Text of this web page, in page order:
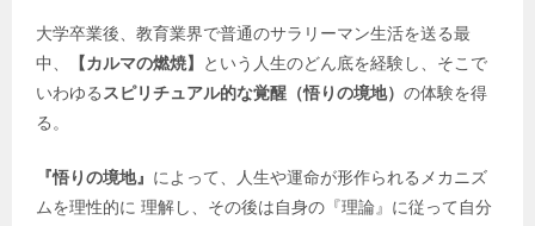
大学卒業後、教育業界で普通のサラリーマン生活を送る最
中、
【カルマの燃焼】
という人生のどん底を経験し、そこで
いわゆるスピリチュアル的な覚醒（悟りの境地） の体験を得
る。
『悟りの境地』 によって、人生や運命が形作られるメカニズ
ムを理性的に 理解し、その後は自身の『理論』に従って自分